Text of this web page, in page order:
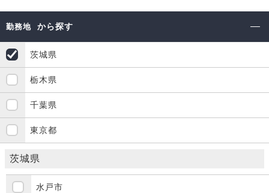
勤務地 から探す
茨城県
栃木県
千葉県
東京都
茨城県
水戸市